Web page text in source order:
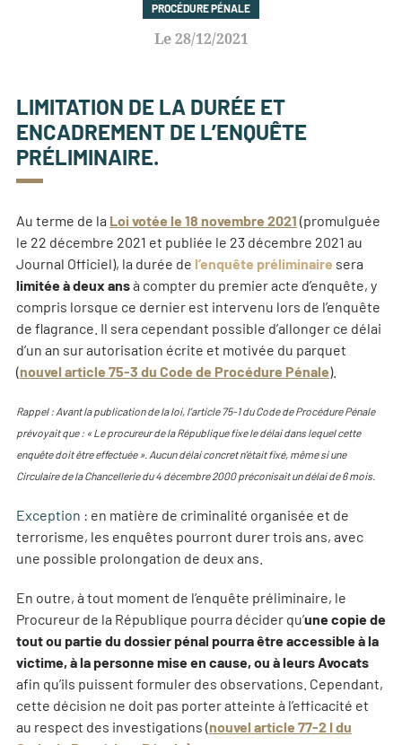
PROCÉDURE PÉNALE
28/12/2021
LIMITATION DE LA DURÉE ET
ENCADREMENT DE L’ENQUÊTE
PRÉLIMINAIRE.
Au terme de la Loi votée le 18 novembre 2021 (promulguée
le 22 décembre 2021 et publiée le 23 décembre 2021 au
Journal Officiel), la durée de l’enquête préliminaire sera
limitée à deux ansà compter du premier acte d’enquête, y
compris lorsque ce dernier est intervenu lors de l’enquête
de flagrance. Il sera cependant possible d’allonger ce délai
d’un an sur autorisation écrite et motivée du parquet
(nouvel article 75-3 du Code de Procédure Pénale).
Rappel : Avant la publication de la loi, l’article 75-1 du Code de Procédure Pénale
prévoyait que : « Le procureur de la République fixe le délai dans lequel cette
enquête doit être effectuée ». Aucun délai concret n’était fixé, même si une
Circulaire de la Chancellerie du 4 décembre 2000 préconisait un délai de 6 mois.
Exception : en matière de criminalité organisée et de
terrorisme, les enquêtes pourront durer trois ans, avec
une possible prolongation de deux ans.
En outre, à tout moment de l’enquête préliminaire, le
Procureur de la République pourra décider qu’une copie de
tout ou partie du dossier pénal pourra être accessible à la
victime, à la personne mise en cause, ou à leurs Avocats
afin qu’ils puissent formuler des observations. Cependant,
cette décision ne doit pas porter atteinte à l’efficacité et
au respect des investigations (nouvel article 77-2 I du